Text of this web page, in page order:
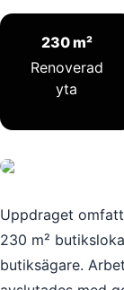
230 m²
Renoverad
yta
Uppdraget
230 m²
butiksägare.